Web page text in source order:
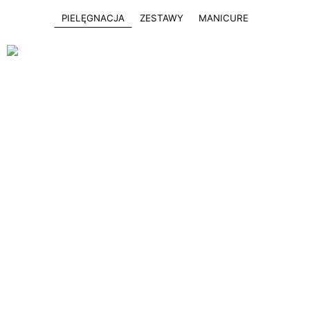
PIELĘGNACJA ZESTAWY MANICURE